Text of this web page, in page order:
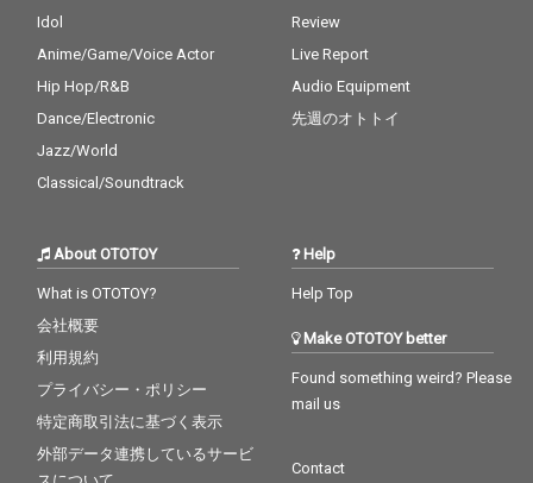
Idol
Anime/Game/Voice Actor
Hip Hop/R&B
Dance/Electronic
Jazz/World
Classical/Soundtrack
Review
Live Report
Audio Equipment
先週のオトトイ
About OTOTOY
What is OTOTOY?
会社概要
利用規約
プライバシー・ポリシー
特定商取引法に基づく表示
外部データ連携しているサービ
Help
Help Top
Make OTOTOY better
Found something weird? Please
mail us
Contact